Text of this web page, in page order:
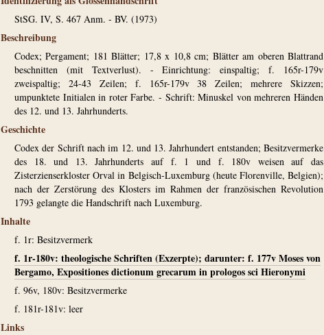
StSG. IV, S. 467 Anm. - BV. (1973)
Beschreibung
Codex; Pergament; 181 Blätter; 17,8 x 10,8 cm; Blätter am oberen Blattrand
beschnitten (mit Textverlust). - Einrichtung: einspaltig; f. 165r-179v
zweispaltig; 24-43 Zeilen; f. 165r-179v 38 Zeilen; mehrere Skizzen;
umpunktete Initialen in roter Farbe. - Schrift: Minuskel von mehreren Händen
des 12. und 13. Jahrhunderts.
Geschichte
Codex der Schrift nach im 12. und 13. Jahrhundert entstanden; Besitzvermerke
des 18. und 13. Jahrhunderts auf f. 1 und f. 180v weisen auf das
Zisterzienserkloster Orval in Belgisch-Luxemburg (heute Florenville, Belgien);
nach der Zerstörung des Klosters im Rahmen der französischen Revolution
1793 gelangte die Handschrift nach Luxemburg.
Inhalte
f. 1r: Besitzvermerk
f. 1r-180v: theologische Schriften (Exzerpte); darunter: f. 177v Moses von
Bergamo, Expositiones dictionum grecarum in prologos sci Hieronymi
f. 96v, 180v: Besitzvermerke
f. 181r-181v: leer
Links